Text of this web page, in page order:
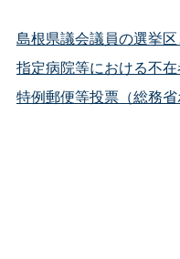
島根県議会議員の選挙区
指定病院等における不
特例郵便等投票（総務